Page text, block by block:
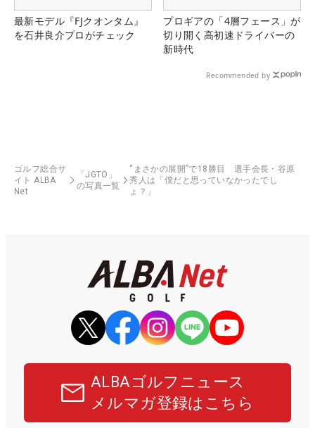
最新モデル『FJクオンタム』
を石井良介プロがチェック
プロギアの「4層フェース」が
切り開く高初速ドライバーの
新時代
Recommended by
ゴルフ総合サ
イト ALBA
Net
「JGTO」
の写真一覧
“まさかの展開”で18勝目 選手会長・谷原
秀人は「僕だと思っていなかったでし
ょ？」
ALBAゴルフニュース
メルマガ登録はこちら